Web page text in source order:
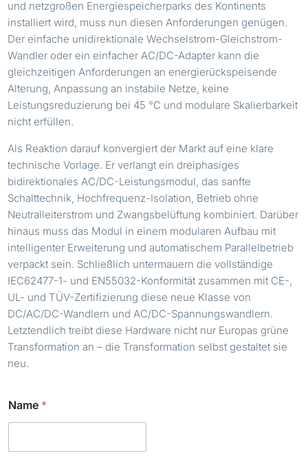
und netzgroßen Energiespeicherparks des Kontinents
installiert wird, muss nun diesen Anforderungen genügen.
Der einfache unidirektionale Wechselstrom-Gleichstrom-
Wandler oder ein einfacher AC/DC-Adapter kann die
gleichzeitigen Anforderungen an energierückspeisende
Alterung, Anpassung an instabile Netze, keine
Leistungsreduzierung bei 45 °C und modulare Skalierbarkeit
nicht erfüllen.
Als Reaktion darauf konvergiert der Markt auf eine klare
technische Vorlage. Er verlangt ein dreiphasiges
bidirektionales AC/DC-Leistungsmodul, das sanfte
Schalttechnik, Hochfrequenz-Isolation, Betrieb ohne
Neutralleiterstrom und Zwangsbelüftung kombiniert. Darüber
hinaus muss das Modul in einem modularen Aufbau mit
intelligenter Erweiterung und automatischem Parallelbetrieb
verpackt sein. Schließlich untermauern die vollständige
IEC62477-1- und EN55032-Konformität zusammen mit CE-,
UL- und TÜV-Zertifizierung diese neue Klasse von
DC/AC/DC-Wandlern und AC/DC-Spannungswandlern.
Letztendlich treibt diese Hardware nicht nur Europas grüne
Transformation an – die Transformation selbst gestaltet sie
neu.
Name *